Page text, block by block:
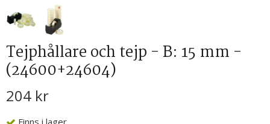
Tejphållare och tejp - B: 15 mm -
(24600+24604)
204 kr